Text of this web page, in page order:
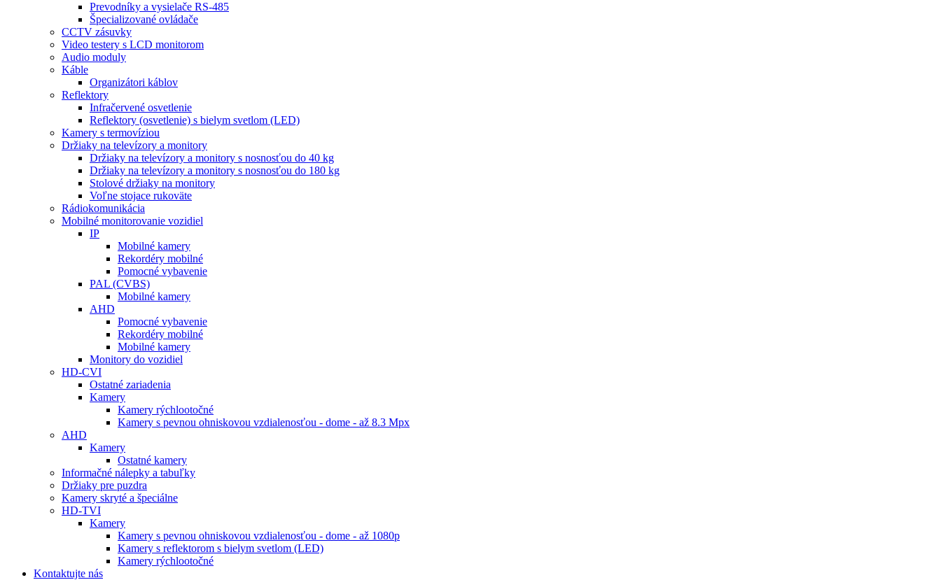
Prevodníky a vysielače RS-485
Špecializované ovládače
CCTV zásuvky
Video testery s LCD monitorom
Audio moduly
Káble
Organizátori káblov
Reflektory
Infračervené osvetlenie
Reflektory (osvetlenie) s bielym svetlom (LED)
Kamery s termovíziou
Držiaky na televízory a monitory
Držiaky na televízory a monitory s nosnosťou do 40 kg
Držiaky na televízory a monitory s nosnosťou do 180 kg
Stolové držiaky na monitory
Voľne stojace rukoväte
Rádiokomunikácia
Mobilné monitorovanie vozidiel
IP
Mobilné kamery
Rekordéry mobilné
Pomocné vybavenie
PAL (CVBS)
Mobilné kamery
AHD
Pomocné vybavenie
Rekordéry mobilné
Mobilné kamery
Monitory do vozidiel
HD-CVI
Ostatné zariadenia
Kamery
Kamery rýchlootočné
Kamery s pevnou ohniskovou vzdialenosťou - dome - až 8.3 Mpx
AHD
Kamery
Ostatné kamery
Informačné nálepky a tabuľky
Držiaky pre puzdra
Kamery skryté a špeciálne
HD-TVI
Kamery
Kamery s pevnou ohniskovou vzdialenosťou - dome - až 1080p
Kamery s reflektorom s bielym svetlom (LED)
Kamery rýchlootočné
Kontaktujte nás